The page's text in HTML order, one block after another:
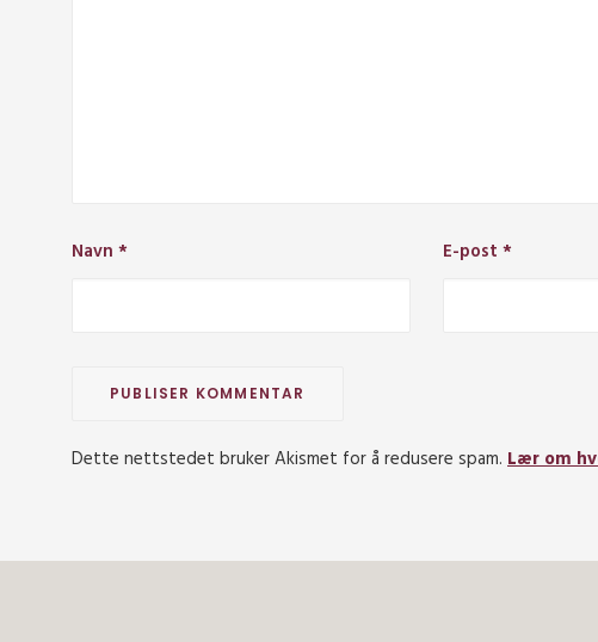
Navn * E-post *
Dette nettstedet bruker Akismet for å redusere spam. Lær om